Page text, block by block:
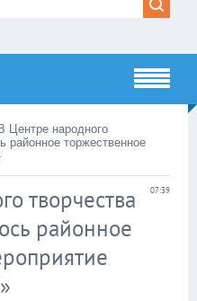
В Центре народного
районное торжественное
07:39
творчества
районное